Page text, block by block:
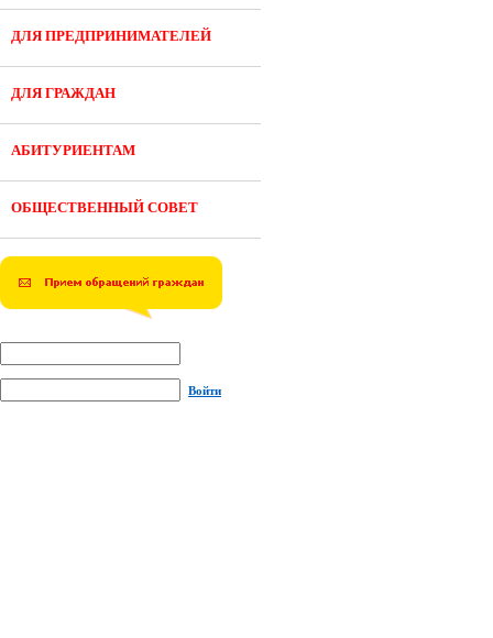
ДЛЯ ПРЕДПРИНИМАТЕЛЕЙ
ДЛЯ ГРАЖДАН
АБИТУРИЕНТАМ
ОБЩЕСТВЕННЫЙ СОВЕТ
Войти